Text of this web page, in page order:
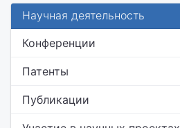
Научная деятельность
Конференции
Патенты
Публикации